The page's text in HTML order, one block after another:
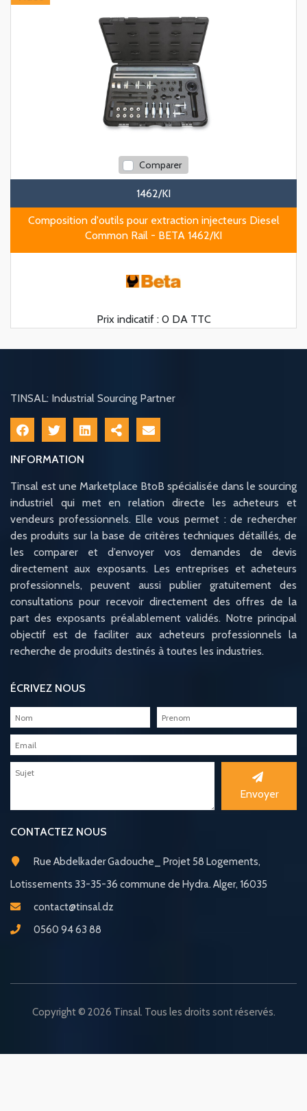
Comparer
1462/KI
Composition d'outils pour extraction injecteurs Diesel
Common Rail - BETA 1462/KI
Prix indicatif : 0 DA TTC
TINSAL: Industrial Sourcing Partner
INFORMATION
Tinsal est une Marketplace BtoB spécialisée dans le sourcing
industriel qui met en relation directe les acheteurs et
vendeurs professionnels. Elle vous permet : de rechercher
des produits sur la base de critères techniques détaillés, de
les comparer et d’envoyer vos demandes de devis
directement aux exposants. Les entreprises et acheteurs
professionnels, peuvent aussi publier gratuitement des
consultations pour recevoir directement des offres de la
part des exposants préalablement validés. Notre principal
objectif est de faciliter aux acheteurs professionnels la
recherche de produits destinés à toutes les industries.
ÉCRIVEZ NOUS
Envoyer
CONTACTEZ NOUS
Rue Abdelkader Gadouche_ Projet 58 Logements,
Lotissements 33-35-36 commune de Hydra. Alger, 16035
contact@tinsal.dz
0560 94 63 88
Copyright © 2026 Tinsal. Tous les droits sont réservés.